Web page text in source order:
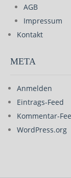
AGB
Impressum
Kontakt
META
Anmelden
Eintrags-Feed
Kommentar-
WordPress.org